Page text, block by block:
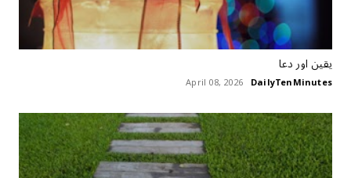
یقین اور دعا
DailyTenMinutes
April 08, 2026